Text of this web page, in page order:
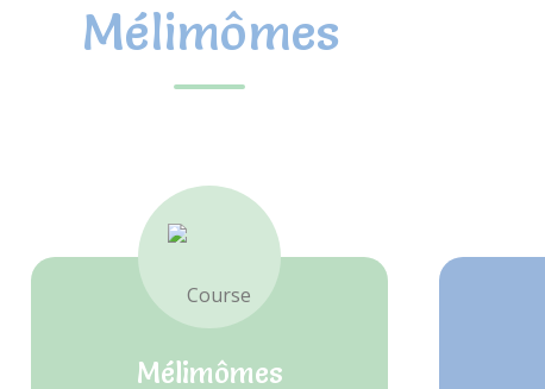
Mélimômes
Mélimômes